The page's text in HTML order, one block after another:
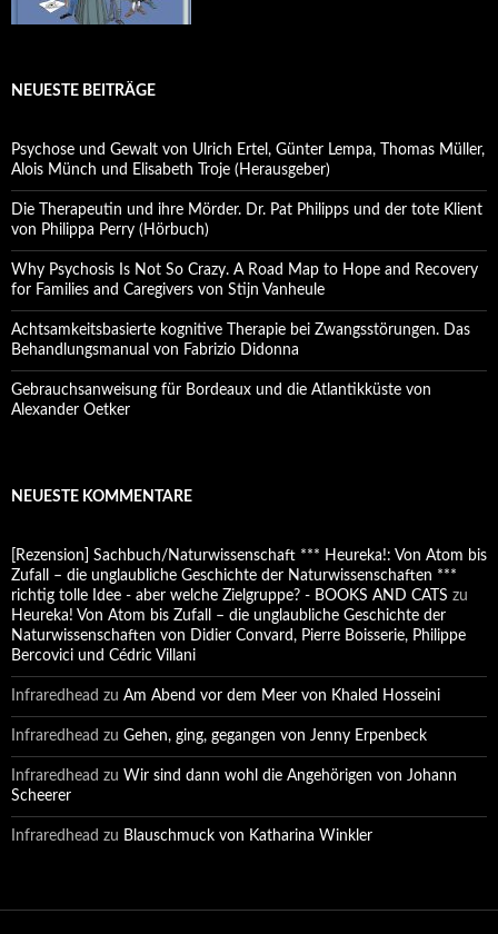
NEUESTE BEITRÄGE
Psychose und Gewalt von Ulrich Ertel, Günter Lempa, Thomas Müller,
Alois Münch und Elisabeth Troje (Herausgeber)
Die Therapeutin und ihre Mörder. Dr. Pat Philipps und der tote Klient
von Philippa Perry (Hörbuch)
Why Psychosis Is Not So Crazy. A Road Map to Hope and Recovery
for Families and Caregivers von Stijn Vanheule
Achtsamkeitsbasierte kognitive Therapie bei Zwangsstörungen. Das
Behandlungsmanual von Fabrizio Didonna
Gebrauchsanweisung für Bordeaux und die Atlantikküste von
Alexander Oetker
NEUESTE KOMMENTARE
[Rezension] Sachbuch/Naturwissenschaft *** Heureka!: Von Atom bis
Zufall – die unglaubliche Geschichte der Naturwissenschaften ***
richtig tolle Idee - aber welche Zielgruppe? - BOOKS AND CATS zu
Heureka! Von Atom bis Zufall – die unglaubliche Geschichte der
Naturwissenschaften von Didier Convard, Pierre Boisserie, Philippe
Bercovici und Cédric Villani
Infraredhead zu Am Abend vor dem Meer von Khaled Hosseini
Infraredhead zu Gehen, ging, gegangen von Jenny Erpenbeck
Infraredhead zu Wir sind dann wohl die Angehörigen von Johann
Scheerer
Infraredhead zu Blauschmuck von Katharina Winkler